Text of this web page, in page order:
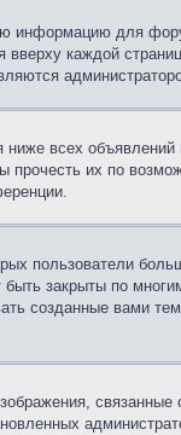
информацию для
вверху каждой
всех объявлений
их по
пользователи
быть закрыты по
созданные вами